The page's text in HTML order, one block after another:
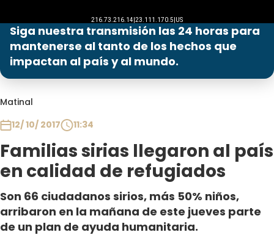
Siga nuestra transmisión las 24 horas para
mantenerse al tanto de los hechos que
impactan al país y al mundo.
Matinal
12/ 10/ 2017
11:34
Familias sirias llegaron al país
en calidad de refugiados
Son 66 ciudadanos sirios, más 50% niños,
arribaron en la mañana de este jueves parte
de un plan de ayuda humanitaria.
Programas
Club De La Comedia
Contigo en Directo
Plan Perfecto
El Tiempo
Sabingo
Todos Los Programas